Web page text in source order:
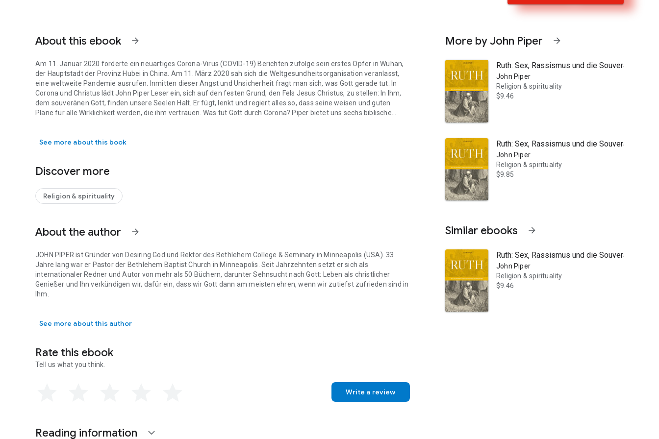
About this ebook arrow_forward
Am 11. Januar 2020 forderte ein neuartiges Corona-Virus (COVID-19) Berichten zufolge sein erstes Opfer in Wuhan,
der Hauptstadt der Provinz Hubei in China. Am 11. März 2020 sah sich die Weltgesundheitsorganisation veranlasst,
eine weltweite Pandemie ausrufen. Inmitten dieser Angst und Unsicherheit fragt man sich, was Gott gerade tut. In
Corona und Christus lädt John Piper Leser ein, sich auf den festen Grund, den Fels Jesus Christus, zu stellen: In Ihm,
dem souveränen Gott, finden unsere Seelen Halt. Er fügt, lenkt und regiert alles so, dass seine weisen und guten
Pläne für alle Wirklichkeit werden, die ihm vertrauen. Was tut Gott durch Corona? Piper bietet uns sechs biblische
Am 11. Januar 2020 forderte ein neuartiges Corona-Virus (COVID-19) Berichten zufolge sein erstes Opfer in Wuhan, der Hauptstadt der Provinz Hubei in China. Am 11. März 2020 sah sich die
See more about this book
Discover more
Religion & spirituality
About the author arrow_forward
JOHN PIPER ist Gründer von Desiring God und Rektor des Bethlehem College & Seminary in Minneapolis (USA). 33
Jahre lang war er Pastor der Bethlehem Baptist Church in Minneapolis. Seit Jahrzehnten setzt er sich als
internationaler Redner und Autor von mehr als 50 Büchern, darunter Sehnsucht nach Gott: Leben als christlicher
Genießer und Ihn verkündigen wir, dafür ein, dass wir Gott dann am meisten ehren, wenn wir zutiefst zufrieden sind in
Ihm.
JOHN PIPER ist Gründer von Desiring God und Rektor des Bethlehem College & Seminary in Minneapolis (USA). 33 Jahre lang war er Pastor der Bethlehem Baptist Church in Minneapolis. Seit
See more about this author
Rate this ebook
Tell us what you think.
Write a review
Reading information expand_more
More by John Piper arrow_forward
Ruth: Sex, Rassismus und die Souveränität
John Piper
Religion & spirituality
$9.46
Ruth: Sex, Rassismus und die Souveränität
John Piper
Religion & spirituality
$9.85
Similar ebooks arrow_forward
Ruth: Sex, Rassismus und die Souveränität
John Piper
Religion & spirituality
$9.46